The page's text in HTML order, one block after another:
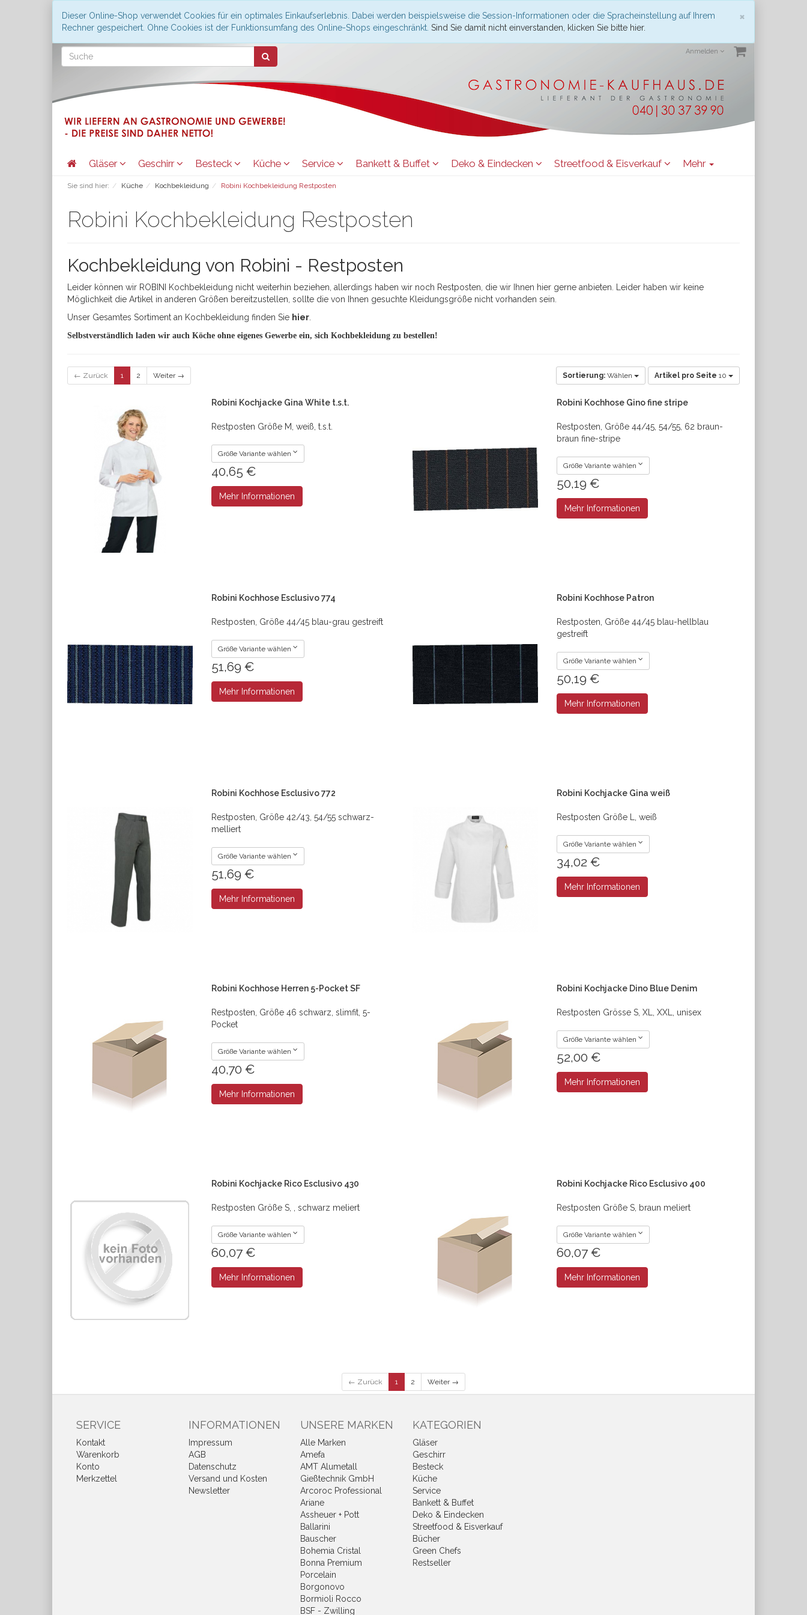
×
Dieser Online-Shop verwendet Cookies für ein optimales Einkaufserlebnis. Dabei werden beispielsweise die Session-Informationen oder die Spracheinstellung auf Ihrem
Rechner gespeichert. Ohne Cookies ist der Funktionsumfang des Online-Shops eingeschränkt. Sind Sie damit nicht einverstanden, klicken Sie bitte hier.
Anmelden
Gläser Geschirr Besteck Küche Service Bankett & Buffet Deko & Eindecken Streetfood & Eisverkauf Mehr
Sie sind hier: Küche Kochbekleidung Robini Kochbekleidung Restposten
Robini Kochbekleidung Restposten
Kochbekleidung von Robini - Restposten
Leider können wir ROBINI Kochbekleidung nicht weiterhin beziehen, allerdings haben wir noch Restposten, die wir Ihnen hier gerne anbieten. Leider haben wir keine
Möglichkeit die Artikel in anderen Größen bereitzustellen, sollte die von Ihnen gesuchte Kleidungsgröße nicht vorhanden sein.
Unser Gesamtes Sortiment an Kochbekleidung finden Sie hier
Selbstverständlich laden wir auch Köche ohne eigenes Gewerbe ein, sich Kochbekleidung zu bestellen!
← Zurück 1 2 Weiter → Sortierung: Wählen Artikel pro Seite 10
Robini Kochjacke Gina White t.s.t.
Restposten Größe M, weiß, t.s.t.
Größe Variante wählen
40,65 €
Mehr Informationen
Robini Kochhose Gino fine stripe
Restposten, Größe 44/45, 54/55, 62 braun-
braun fine-stripe
Größe Variante wählen
50,19 €
Mehr Informationen
Robini Kochhose Esclusivo 774
Restposten, Größe 44/45 blau-grau gestreift
Größe Variante wählen
51,69 €
Mehr Informationen
Robini Kochhose Patron
Restposten, Größe 44/45 blau-hellblau
gestreift
Größe Variante wählen
50,19 €
Mehr Informationen
Robini Kochhose Esclusivo 772
Restposten, Größe 42/43, 54/55 schwarz-
melliert
Größe Variante wählen
51,69 €
Mehr Informationen
Robini Kochjacke Gina weiß
Restposten Größe L, weiß
Größe Variante wählen
34,02 €
Mehr Informationen
Robini Kochhose Herren 5-Pocket SF
Restposten, Größe 46 schwarz, slimfit, 5-
Pocket
Größe Variante wählen
40,70 €
Mehr Informationen
Robini Kochjacke Dino Blue Denim
Restposten Grösse S, XL, XXL, unisex
Größe Variante wählen
52,00 €
Mehr Informationen
Robini Kochjacke Rico Esclusivo 430
Restposten Größe S, , schwarz meliert
Größe Variante wählen
60,07 €
Mehr Informationen
Robini Kochjacke Rico Esclusivo 400
Restposten Größe S, braun meliert
Größe Variante wählen
60,07 €
Mehr Informationen
← Zurück 1 2 Weiter →
SERVICE
Kontakt
Warenkorb
Konto
Merkzettel
INFORMATIONEN
Impressum
AGB
Datenschutz
Versand und Kosten
Newsletter
UNSERE MARKEN
Alle Marken
Amefa
AMT Alumetall
Gießtechnik GmbH
Arcoroc Professional
Ariane
Assheuer + Pott
Ballarini
Bauscher
Bohemia Cristal
Bonna Premium
Porcelain
Borgonovo
Bormioli Rocco
BSF - Zwilling
KATEGORIEN
Gläser
Geschirr
Besteck
Küche
Service
Bankett & Buffet
Deko & Eindecken
Streetfood & Eisverkauf
Bücher
Green Chefs
Restseller